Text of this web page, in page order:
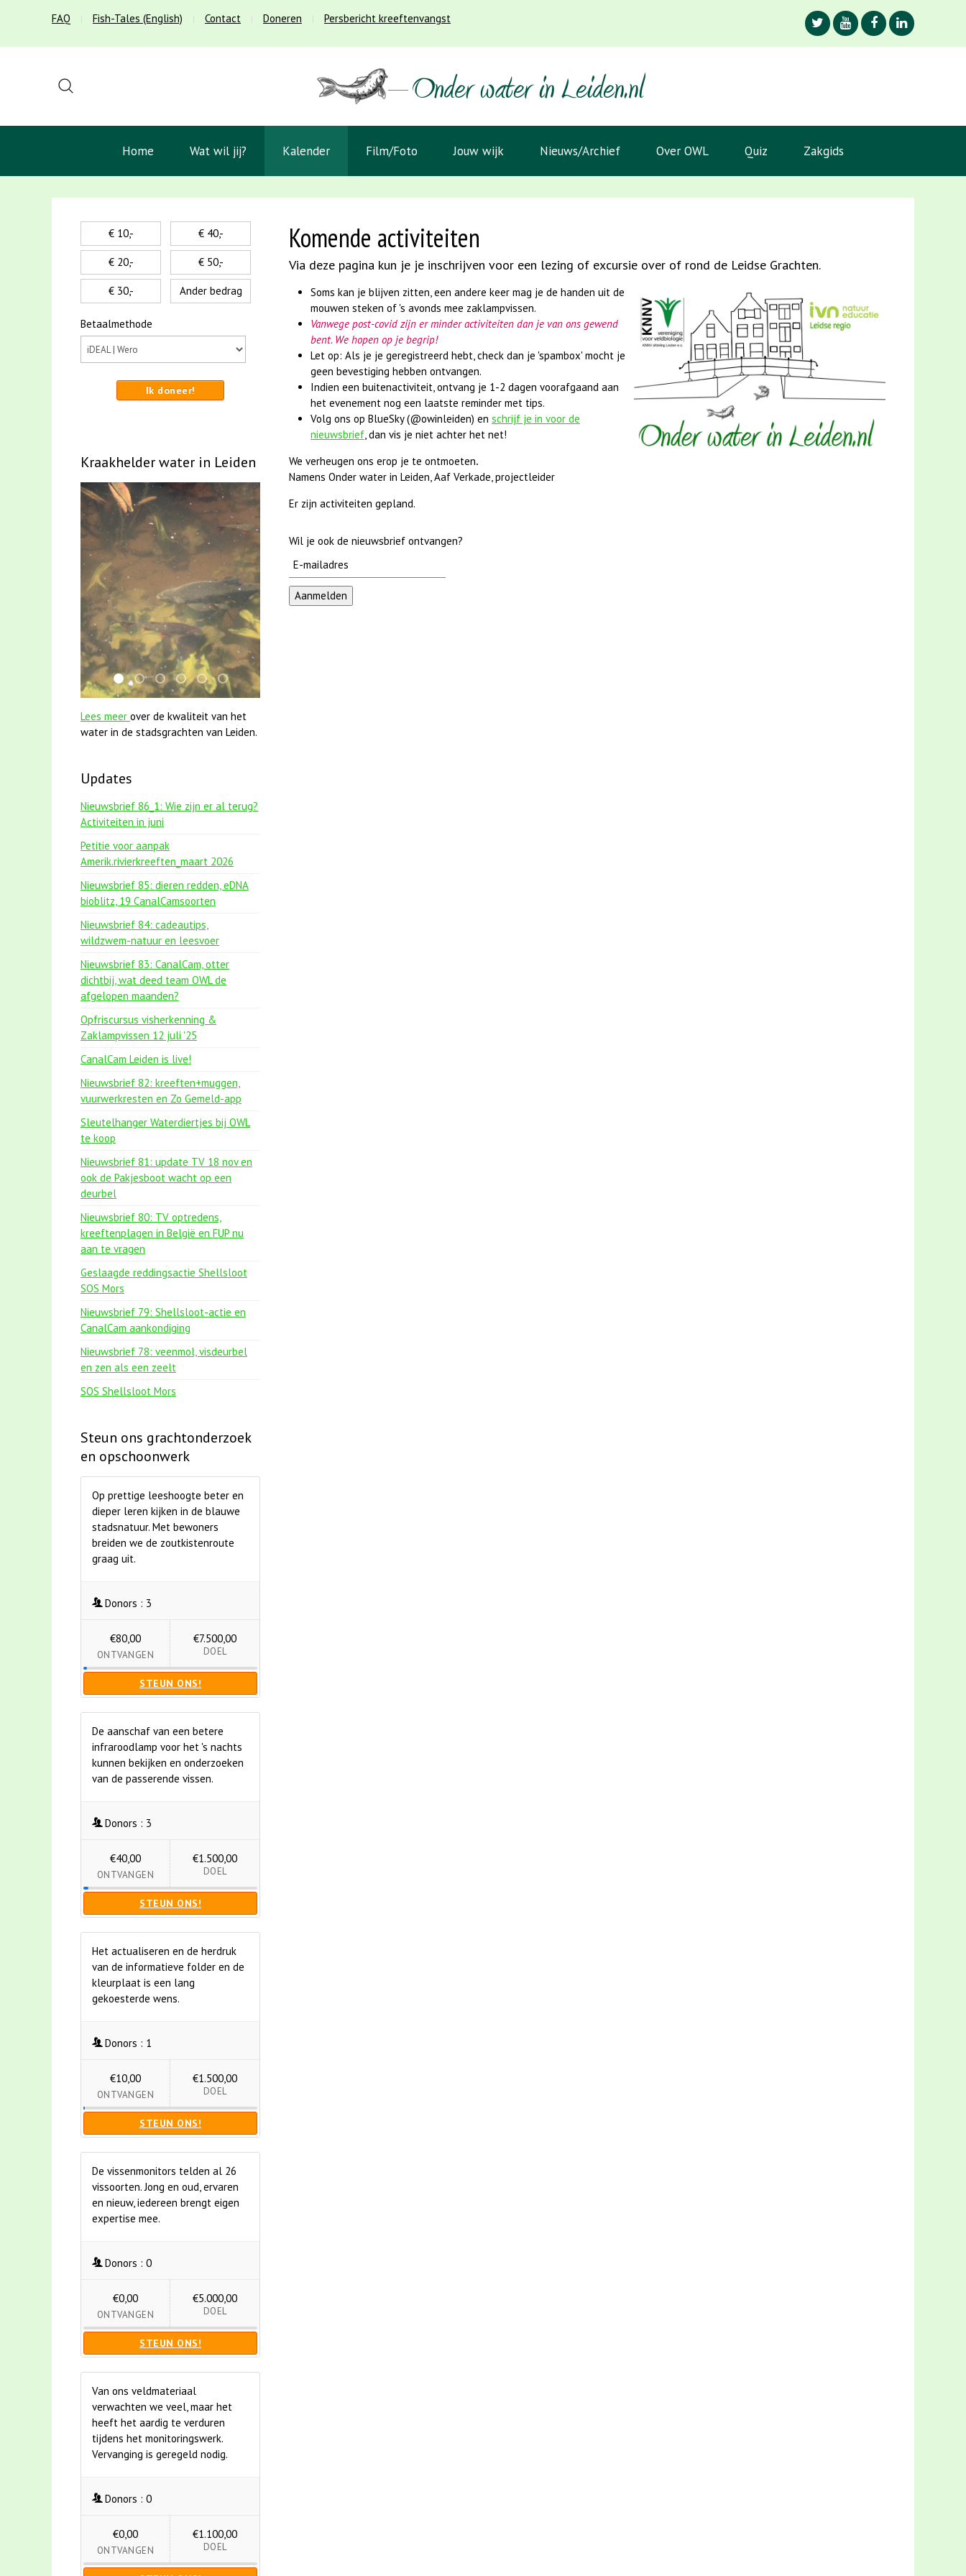
FAQ Fish-Tales (English) Contact Doneren Persbericht kreeftenvangst
Home Wat wil jij? Kalender Film/Foto Jouw wijk Nieuws/Archief Over OWL Quiz Zakgids
Komende activiteiten
Via deze pagina kun je je inschrijven voor een lezing of excursie over of rond de Leidse Grachten.
Soms kan je blijven zitten, een andere keer mag je de handen uit de
mouwen steken of 's avonds mee zaklampvissen.
Vanwege post-covid zijn er minder activiteiten dan je van ons gewend
bent. We hopen op je begrip!
Let op: Als je je geregistreerd hebt, check dan je 'spambox' mocht je
geen bevestiging hebben ontvangen.
Indien een buitenactiviteit, ontvang je 1-2 dagen voorafgaand aan
het evenement nog een laatste reminder met tips.
Volg ons op BlueSky (@owinleiden) en schrijf je in voor de
nieuwsbrief, dan vis je niet achter het net!
We verheugen ons erop je te ontmoeten.
Namens Onder water in Leiden, Aaf Verkade, projectleider
Er zijn activiteiten gepland.
Wil je ook de nieuwsbrief ontvangen?
€ 10,-
€ 20,-
€ 30,-
€ 40,-
€ 50,-
Ander bedrag
Betaalmethode
Ik doneer!
Kraakhelder water in Leiden
jun2021 28 brasem en rietvoorns 4a verscherpt
mei2021 1 snoekje elly
jun2021 zaklv 5 snoekje MOOI
mei2021 watervogelmethode fuut met baars
smoelenboek fifi en karper nieuwsbrief-
karper met kattenklimtouw
Lees meer over de kwaliteit van het
water in de stadsgrachten van Leiden.
Updates
Nieuwsbrief 86_1: Wie zijn er al terug?
Activiteiten in juni
Petitie voor aanpak
Amerik.rivierkreeften_maart 2026
Nieuwsbrief 85: dieren redden, eDNA
bioblitz, 19 CanalCamsoorten
Nieuwsbrief 84: cadeautips,
wildzwem-natuur en leesvoer
Nieuwsbrief 83: CanalCam, otter
dichtbij, wat deed team OWL de
afgelopen maanden?
Opfriscursus visherkenning &
Zaklampvissen 12 juli '25
CanalCam Leiden is live!
Nieuwsbrief 82: kreeften+muggen,
vuurwerkresten en Zo Gemeld-app
Sleutelhanger Waterdiertjes bij OWL
te koop
Nieuwsbrief 81: update TV 18 nov en
ook de Pakjesboot wacht op een
deurbel
Nieuwsbrief 80: TV optredens,
kreeftenplagen in België en FUP nu
aan te vragen
Geslaagde reddingsactie Shellsloot
SOS Mors
Nieuwsbrief 79: Shellsloot-actie en
CanalCam aankondiging
Nieuwsbrief 78: veenmol, visdeurbel
en zen als een zeelt
SOS Shellsloot Mors
Steun ons grachtonderzoek
en opschoonwerk
Op prettige leeshoogte beter en
dieper leren kijken in de blauwe
stadsnatuur. Met bewoners
breiden we de zoutkistenroute
graag uit.
Donors : 3
€80,00
ONTVANGEN
€7.500,00
DOEL
STEUN ONS!
De aanschaf van een betere
infraroodlamp voor het 's nachts
kunnen bekijken en onderzoeken
van de passerende vissen.
Donors : 3
€40,00
ONTVANGEN
€1.500,00
DOEL
STEUN ONS!
Het actualiseren en de herdruk
van de informatieve folder en de
kleurplaat is een lang
gekoesterde wens.
Donors : 1
€10,00
ONTVANGEN
€1.500,00
DOEL
STEUN ONS!
De vissenmonitors telden al 26
vissoorten. Jong en oud, ervaren
en nieuw, iedereen brengt eigen
expertise mee.
Donors : 0
€0,00
ONTVANGEN
€5.000,00
DOEL
STEUN ONS!
Van ons veldmateriaal
verwachten we veel, maar het
heeft het aardig te verduren
tijdens het monitoringswerk.
Vervanging is geregeld nodig.
Donors : 0
€0,00
ONTVANGEN
€1.100,00
DOEL